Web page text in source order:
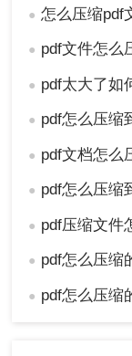
● 怎么压缩pdf
● pdf文件怎么
● pdf太大了如
● pdf怎么压缩
● pdf文档怎么
● pdf怎么压缩到
● pdf压缩文件怎
● pdf怎么压缩
● pdf怎么压缩